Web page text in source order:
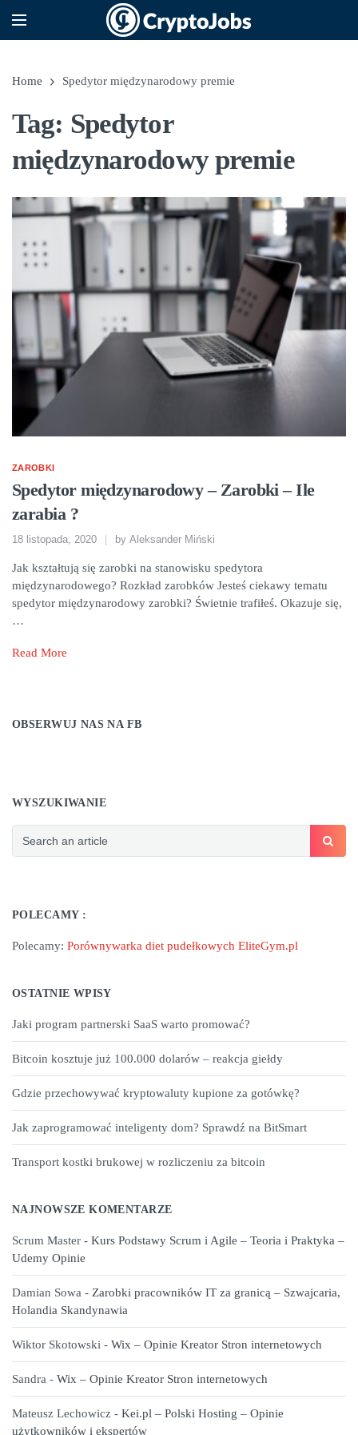
Home Spedytor międzynarodowy premie
Tag: Spedytor
międzynarodowy premie
ZAROBKI
Spedytor międzynarodowy – Zarobki – Ile
zarabia ?
18 listopada, 2020 by Aleksander Miński
Jak kształtują się zarobki na stanowisku spedytora
międzynarodowego? Rozkład zarobków Jesteś ciekawy tematu
spedytor międzynarodowy zarobki? Świetnie trafiłeś. Okazuje się,
…
Read More
OBSERWUJ NAS NA FB
WYSZUKIWANIE
POLECAMY :
Polecamy: Porównywarka diet pudełkowych EliteGym.pl
OSTATNIE WPISY
Jaki program partnerski SaaS warto promować?
Bitcoin kosztuje już 100.000 dolarów – reakcja giełdy
Gdzie przechowywać kryptowaluty kupione za gotówkę?
Jak zaprogramować inteligenty dom? Sprawdź na BitSmart
Transport kostki brukowej w rozliczeniu za bitcoin
NAJNOWSZE KOMENTARZE
Scrum Master - Kurs Podstawy Scrum i Agile – Teoria i Praktyka –
Udemy Opinie
Damian Sowa - Zarobki pracowników IT za granicą – Szwajcaria,
Holandia Skandynawia
Wiktor Skotowski - Wix – Opinie Kreator Stron internetowych
Sandra - Wix – Opinie Kreator Stron internetowych
Mateusz Lechowicz - Kei.pl – Polski Hosting – Opinie
użytkowników i ekspertów